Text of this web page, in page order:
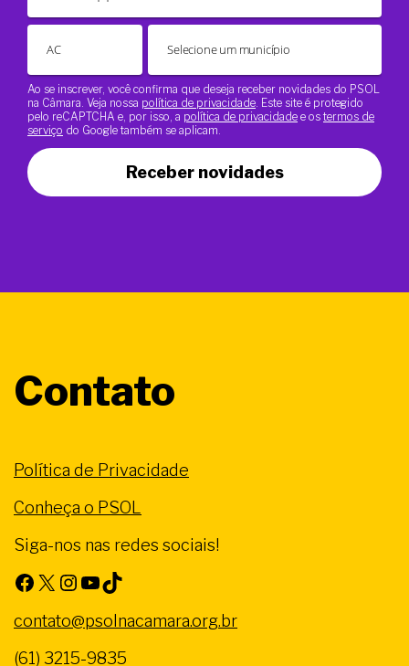
Ao se inscrever, você confirma que deseja receber novidades do PSOL
na Câmara. Veja nossa política de privacidade . Este site é protegido
pelo reCAPTCHA e, por isso, a política de privacidade e os termos de
serviço do Google também se aplicam.
Receber novidades
Contato
Política de Privacidade
Conheça o PSOL
Siga-nos nas redes sociais!
Facebook X Instagram Youtube TikTok
contato@psolnacamara.org.br
(61) 3215-9835